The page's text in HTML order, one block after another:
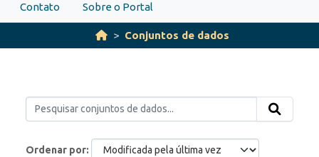
Contato Sobre o Portal
Conjuntos de dados
Ordenar por